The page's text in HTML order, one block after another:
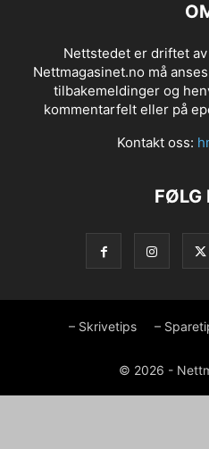
Nettstedet er driftet
Nettmagasinet.no må
tilbakemeldinger og
kommentarfelt eller på
Kontakt oss:
FØLG
– Skrivetips –
© 2026 -